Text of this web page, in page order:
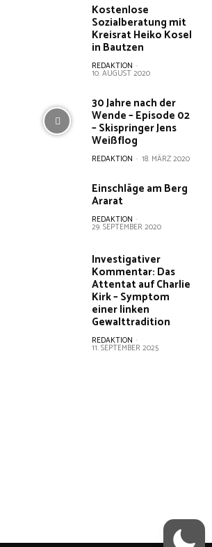
Kostenlose
Sozialberatung mit
Kreisrat Heiko Kosel
in Bautzen
REDAKTION -
10. AUGUST 2020
30 Jahre nach der
Wende – Episode 02
– Skispringer Jens
Weißflog
REDAKTION - 18. MÄRZ 2020
Einschläge am Berg
Ararat
REDAKTION -
29. SEPTEMBER 2020
Investigativer
Kommentar: Das
Attentat auf Charlie
Kirk – Symptom
einer linken
Gewalttradition
REDAKTION -
11. SEPTEMBER 2025